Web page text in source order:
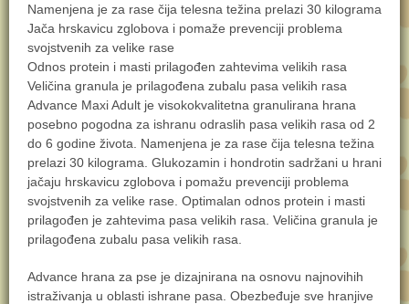
Namenjena je za rase čija telesna težina prelazi 30 kilograma
Jača hrskavicu zglobova i pomaže prevenciji problema
svojstvenih za velike rase
Odnos protein i masti prilagođen zahtevima velikih rasa
Veličina granula je prilagođena zubalu pasa velikih rasa
Advance Maxi Adult je visokokvalitetna granulirana hrana
posebno pogodna za ishranu odraslih pasa velikih rasa od 2
do 6 godine života. Namenjena je za rase čija telesna težina
prelazi 30 kilograma. Glukozamin i hondrotin sadržani u hrani
jačaju hrskavicu zglobova i pomažu prevenciji problema
svojstvenih za velike rase. Optimalan odnos protein i masti
prilagođen je zahtevima pasa velikih rasa. Veličina granula je
prilagođena zubalu pasa velikih rasa.
Advance hrana za pse je dizajnirana na osnovu najnovihih
istraživanja u oblasti ishrane pasa. Obezbeđuje sve hranjive